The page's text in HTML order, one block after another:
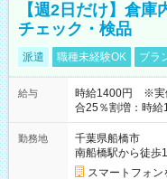
【週2日だけ】倉
チェック・検品
派遣 職種未経験OK ブラ
給与
時給1400円 ※実
合25％割増：時給
勤務地
千葉県船橋市
南船橋駅から徒歩
スマートフォ